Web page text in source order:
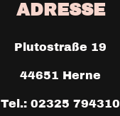
ADRESSE
Plutostraße 19
44651 Herne
Tel.: 02325 794310